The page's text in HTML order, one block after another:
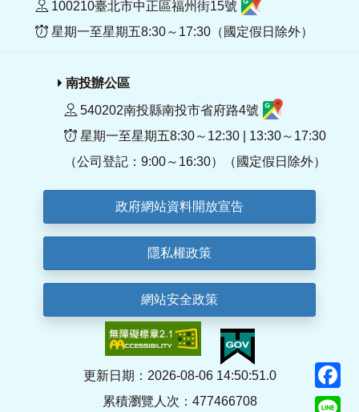
100210臺北市中正區福州街15號
星期一至星期五8:30～17:30（國定假日除外）
南投辦公區
540202南投縣南投市省府路4號
星期一至星期五8:30～12:30 | 13:30～17:30
（公司登記：9:00～16:30）（國定假日除外）
政府網站資料開放宣告
隱私權政策
網站安全政策
更新日期：2026-08-06 14:50:51.0
累積瀏覽人次：477466708